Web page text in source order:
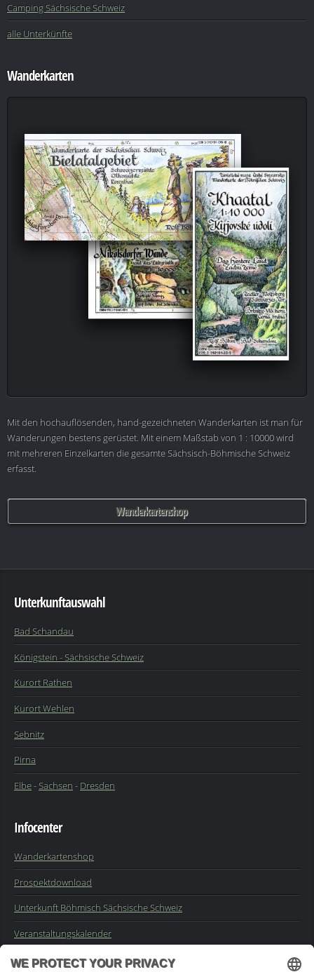
Camping Sächsische Schweiz
alle Unterkünfte
Wanderkarten
Mit den hochauflösenden, hand-gezeichneten Wanderkarten ist man für
Wanderungen bestens gerüstet. Mit einem Maßstab von 1 : 10000 wird
mit mehreren Einzelkarten die gesamte Sächsisch-Böhmische Schweiz
erfasst.
Wanderkartenshop
Unterkunftauswahl
Bad Schandau
Königstein - Sächsische Schweiz
Kurort Rathen
Kurort Wehlen
Sebnitz
Pirna
Elbe-Sachsen - Dresden
Infocenter
Wanderkartenshop
Prospektdownload
Unterkunft Böhmisch Sächsische Schweiz
Veranstaltungskalender